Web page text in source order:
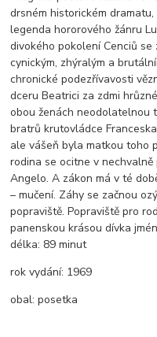
drsném historickém
legenda hororového žánru
divokého pokolení Cenciů se
cynickým, zhýralým a
chronické podezřívavosti
dceru Beatrici za zdmi
obou ženách neodolatelnou
bratrů krutovládce
ale vášeň byla matkou toho
rodina se ocitne v
Angelo. A zákon má v té
– mučení. Záhy se začnou
popraviště. Popraviště pro
panenskou krásou dívka
délka: 89 minut
rok vydání: 1969
obal: posetka